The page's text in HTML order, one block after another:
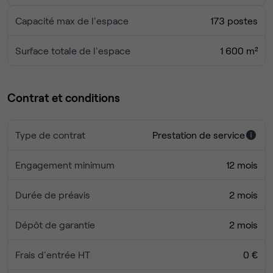
2 espaces impressions
7 salles de reunions de 5 à 20 places
Café, thé à volonté
Evénements mensuels & networking
Scans & Imprimantes (120 B&W + 20 couleurs / pers.
Des conditions flexibles
N'hésitez pas à reserver une visite
Capacité max de l'espace 173 postes
Surface totale de l'espace 1 600 m²
Contrat et conditions
Type de contrat Prestation de service
Engagement minimum 12 mois
Durée de préavis 2 mois
Dépôt de garantie 2 mois
Frais d'entrée HT 0 €